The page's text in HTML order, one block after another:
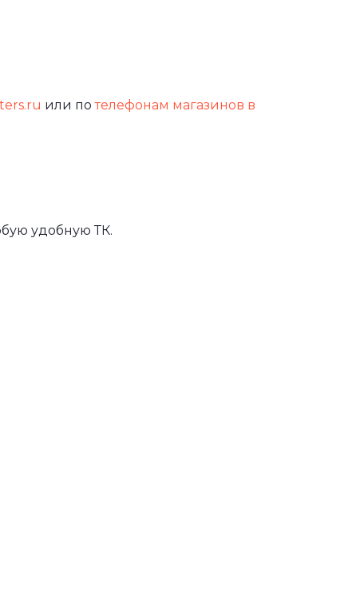
или потелефонам магазинов в
удобную ТК.